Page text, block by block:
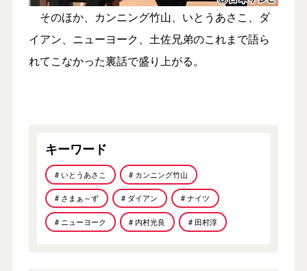
そのほか、カンニング竹山、いとうあさこ、ダ
イアン、ニューヨーク、土佐兄弟のこれまで語ら
れてこなかった裏話で盛り上がる。
キーワード
# いとうあさこ # カンニング竹山
# さまぁ～ず # ダイアン # ナイツ
# ニューヨーク # 内村光良 # 田村淳